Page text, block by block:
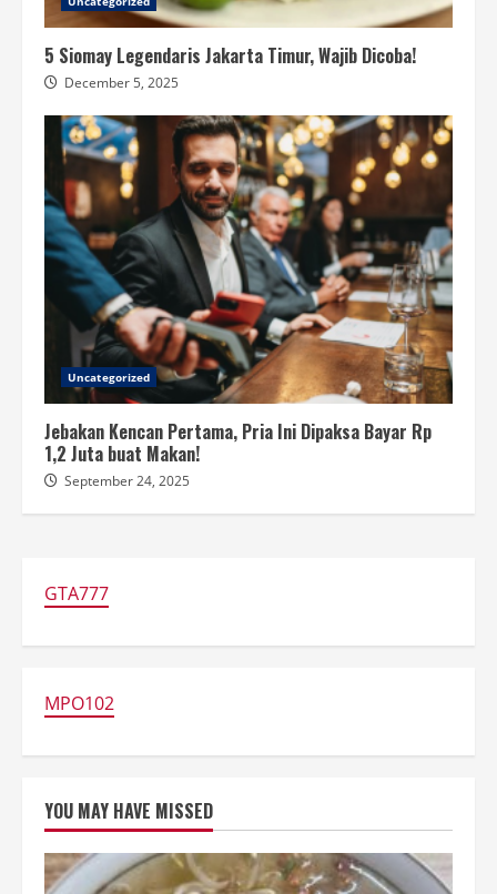
5 Siomay Legendaris Jakarta Timur, Wajib Dicoba!
December 5, 2025
Uncategorized
Jebakan Kencan Pertama, Pria Ini Dipaksa Bayar Rp
1,2 Juta buat Makan!
September 24, 2025
GTA777
MPO102
YOU MAY HAVE MISSED